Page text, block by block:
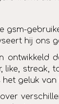
gsm-
hij ons
like, streak,
geluk